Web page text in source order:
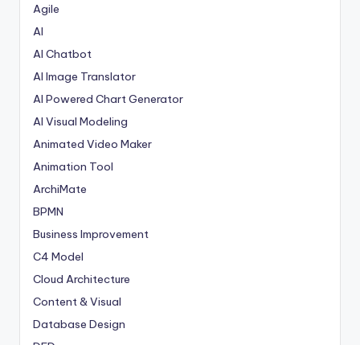
Agile
AI
AI Chatbot
AI Image Translator
AI Powered Chart Generator
AI Visual Modeling
Animated Video Maker
Animation Tool
ArchiMate
BPMN
Business Improvement
C4 Model
Cloud Architecture
Content & Visual
Database Design